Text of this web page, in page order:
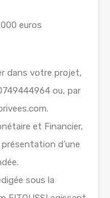
euros
dans votre projet,
ou, par
et Financier,
d’une
sous la